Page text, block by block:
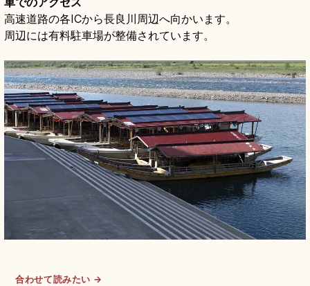
高速道路の各ICから長良川周辺へ向かいます。
周辺には有料駐車場が整備されています。
合わせて読みたい →